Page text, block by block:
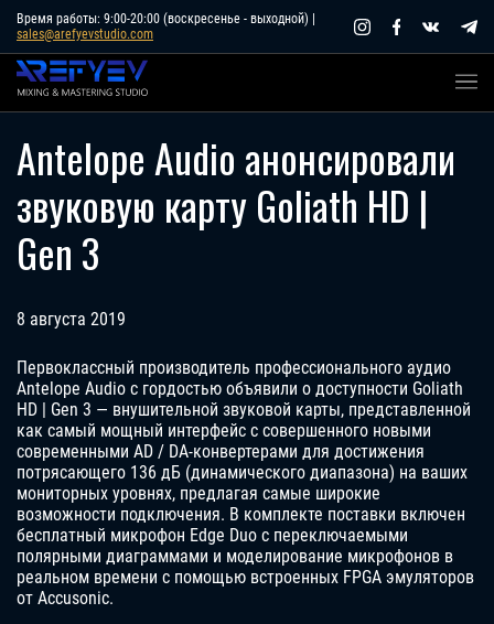
Skip
content
Время работы: 9:00-20:00 (воскресенье - выходной) |
sales@arefyevstudio.com
Antelope Audio анонсировали
звуковую карту Goliath HD |
Gen 3
8 августа 2019
Первоклассный производитель профессионального аудио
Antelope Audio с гордостью объявили о доступности Goliath
HD | Gen 3 — внушительной звуковой карты, представленной
как самый мощный интерфейс с совершенного новыми
современными AD / DA-конвертерами для достижения
потрясающего 136 дБ (динамического диапазона) на ваших
мониторных уровнях, предлагая самые широкие
возможности подключения. В комплекте поставки включен
бесплатный микрофон Edge Duo с переключаемыми
полярными диаграммами и моделирование микрофонов в
реальном времени с помощью встроенных FPGA эмуляторов
от Accusonic.